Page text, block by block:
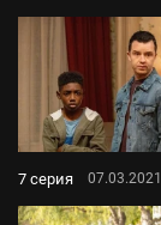
7 серия 07.03.2021